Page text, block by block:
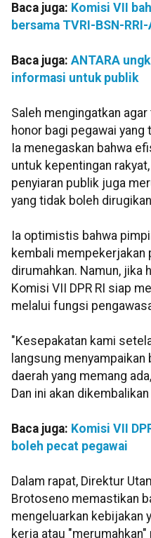
Baca juga: Komisi VII
bersama TVRI-BSN-
Baca juga: ANTARA
informasi untuk publik
Saleh mengingatkan
honor bagi pegawai
Ia menegaskan bahwa
untuk kepentingan
penyiaran publik juga
yang tidak boleh
Ia optimistis bahwa
kembali mempekerjakan
dirumahkan. Namun, jika
Komisi VII DPR RI siap
melalui fungsi
"Kesepakatan kami
langsung
daerah yang memang
Dan ini akan
Baca juga: Komisi VII
boleh pecat pegawai
Dalam rapat, Direktur
Brotoseno memastikan
mengeluarkan kebijakan
kerja atau "merumahkan"